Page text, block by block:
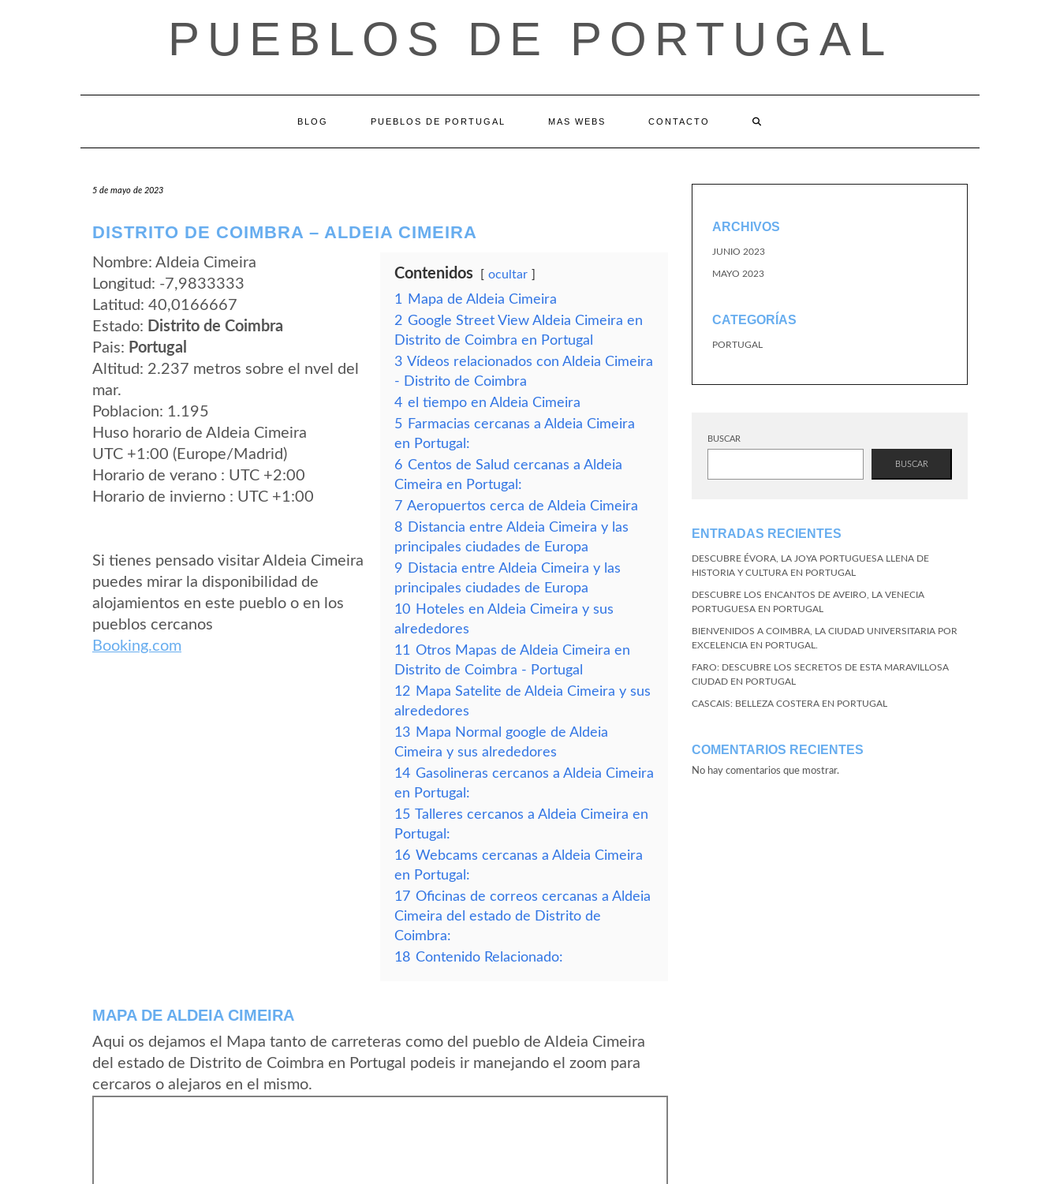
PUEBLOS DE PORTUGAL
BLOG PUEBLOS DE PORTUGAL MAS WEBS CONTACTO
5 de mayo de 2023
DISTRITO DE COIMBRA – ALDEIA CIMEIRA
Nombre: Aldeia Cimeira
Longitud: -7,9833333
Latitud: 40,0166667
Estado: Distrito de Coimbra
Pais: Portugal
Altitud: 2.237 metros sobre el nvel del
mar.
Poblacion: 1.195
Huso horario de Aldeia Cimeira
UTC +1:00 (Europe/Madrid)
Horario de verano : UTC +2:00
Horario de invierno : UTC +1:00
Si tienes pensado visitar Aldeia Cimeira
puedes mirar la disponibilidad de
alojamientos en este pueblo o en los
pueblos cercanos
Booking.com
Contenidos ocultar
1
Mapa de Aldeia Cimeira
2 Google Street View Aldeia Cimeira en
Distrito de Coimbra en Portugal
3 Vídeos relacionados con Aldeia Cimeira
- Distrito de Coimbra
4 el tiempo en Aldeia Cimeira
5 Farmacias cercanas a Aldeia Cimeira
en Portugal:
6 Centos de Salud cercanas a Aldeia
Cimeira en Portugal:
7 Aeropuertos cerca de Aldeia Cimeira
8 Distancia entre Aldeia Cimeira y las
principales ciudades de Europa
9 Distacia entre Aldeia Cimeira y las
principales ciudades de Europa
10 Hoteles en Aldeia Cimeira y sus
alrededores
11 Otros Mapas de Aldeia Cimeira en
Distrito de Coimbra - Portugal
12 Mapa Satelite de Aldeia Cimeira y sus
alrededores
13 Mapa Normal google de Aldeia
Cimeira y sus alrededores
14 Gasolineras cercanos a Aldeia Cimeira
en Portugal:
15 Talleres cercanos a Aldeia Cimeira en
Portugal:
16 Webcams cercanas a Aldeia Cimeira
en Portugal:
17 Oficinas de correos cercanas a Aldeia
Cimeira del estado de Distrito de
Coimbra:
18 Contenido Relacionado:
MAPA DE ALDEIA CIMEIRA
Aqui os dejamos el Mapa tanto de carreteras como del pueblo de Aldeia Cimeira
del estado de Distrito de Coimbra en Portugal podeis ir manejando el zoom para
cercaros o alejaros en el mismo.
ARCHIVOS
JUNIO 2023
MAYO 2023
CATEGORÍAS
PORTUGAL
BUSCAR
BUSCAR
ENTRADAS RECIENTES
DESCUBRE ÉVORA, LA JOYA PORTUGUESA LLENA DE
HISTORIA Y CULTURA EN PORTUGAL
DESCUBRE LOS ENCANTOS DE AVEIRO, LA VENECIA
PORTUGUESA EN PORTUGAL
BIENVENIDOS A COIMBRA, LA CIUDAD UNIVERSITARIA POR
EXCELENCIA EN PORTUGAL.
FARO: DESCUBRE LOS SECRETOS DE ESTA MARAVILLOSA
CIUDAD EN PORTUGAL
CASCAIS: BELLEZA COSTERA EN PORTUGAL
COMENTARIOS RECIENTES
No hay comentarios que mostrar.